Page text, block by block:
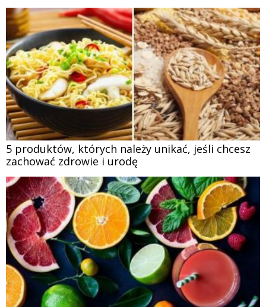
5 produktów, których należy unikać, jeśli chcesz
zachować zdrowie i urodę